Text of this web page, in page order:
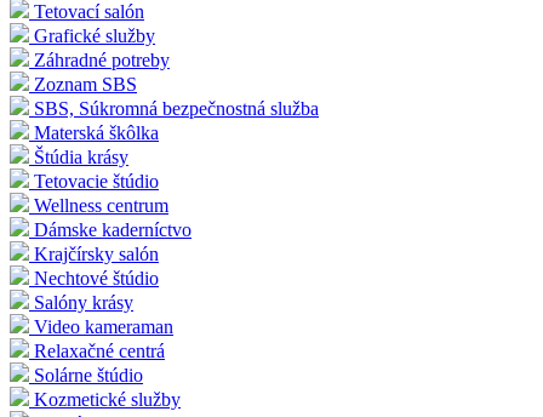
Tetovací salón
Grafické služby
Záhradné potreby
Zoznam SBS
SBS, Súkromná bezpečnostná služba
Materská škôlka
Štúdia krásy
Tetovacie štúdio
Wellness centrum
Dámske kaderníctvo
Krajčírsky salón
Nechtové štúdio
Salóny krásy
Video kameraman
Relaxačné centrá
Solárne štúdio
Kozmetické služby